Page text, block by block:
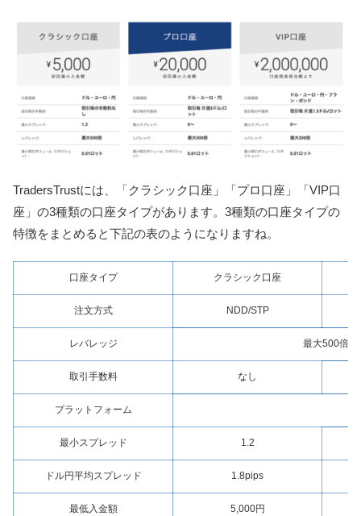
TradersTrustには、「クラシック口座」「プロ口座」「VIP口
座」の3種類の口座タイプがあります。3種類の口座タイプの
特徴をまとめると下記の表のようになりますね。
口座タイプ クラシック口座
注文方式 NDD/STP
レバレッジ 最大500倍
取引手数料 なし
プラットフォーム
最小スプレッド 1.2
ドル円平均スプレッド 1.8pips
最低入金額 5,000円